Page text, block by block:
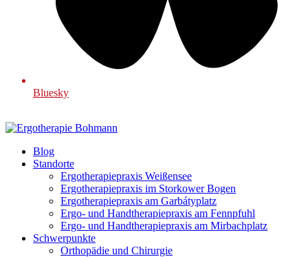
Bluesky
Blog
Standorte
Ergotherapiepraxis Weißensee
Ergotherapiepraxis im Storkower Bogen
Ergotherapiepraxis am Garbátyplatz
Ergo- und Handtherapiepraxis am Fennpfuhl
Ergo- und Handtherapiepraxis am Mirbachplatz
Schwerpunkte
Orthopädie und Chirurgie